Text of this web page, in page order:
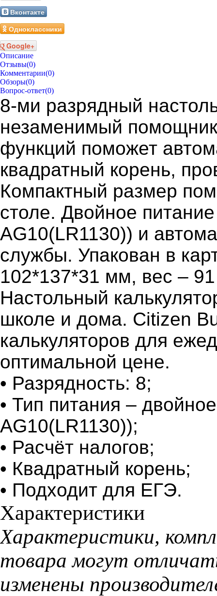
Вконтакте
Одноклассники
Google+
Описание
Отзывы(0)
Комментарии(0)
Обзоры(0)
Вопрос-ответ(0)
8-ми разрядный
незаменимый
функций поможет
квадратный корень,
Компактный размер
столе. Двойное
AG10(LR1130)) и
службы. Упакован в
102*137*31 мм, вес – 91
Настольный
школе и дома. Citizen
калькуляторов для
оптимальной цене.
• Разрядность: 8;
• Тип питания –
AG10(LR1130));
• Расчёт налогов;
• Квадратный корень;
• Подходит для ЕГЭ.
Характеристики
Характеристики,
товара могут
изменены